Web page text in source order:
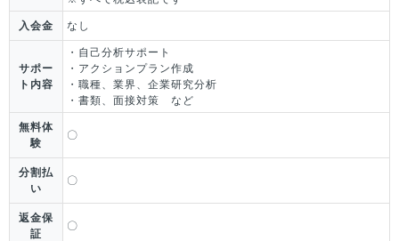
入会金 なし
サポー
ト内容
・自己分析サポート
・アクションプラン作成
・職種、業界、企業研究分析
・書類、面接対策 など
無料体
験
〇
分割払
い
〇
返金保
証
〇